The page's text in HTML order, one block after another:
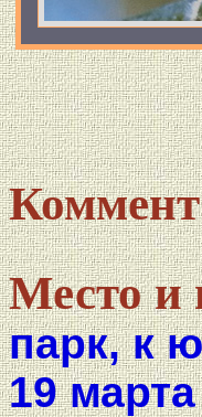
Место и
парк, к
19